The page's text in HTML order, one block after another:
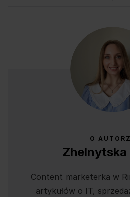
O
Zhelnytska
Content marketerka w
artykułów o IT,